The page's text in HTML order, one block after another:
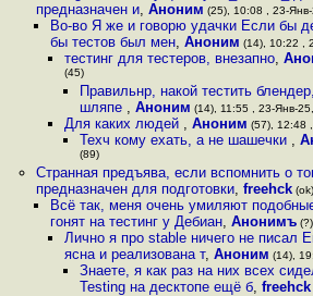
предназначен и, Аноним (25), 10:08 , 23-
Во-во Я же и говорю удачки Если бы
бы тестов был мен, Аноним (14), 10:22 ,
тестинг для тестеров, внезапно,
(45)
Правильнр, накой тестить
шляпе , Аноним (14), 11:55 , 23-Янв-
Для каких людей ,Аноним (57), 12:48
Техч кому ехать, а не шашечки ,
(89)
Странная предъява, если вспомнить о
предназначен для подготовки, freehck
Всё так, меня очень умиляют
гонят на тестинг у Дебиан, Анонимъ
Лично я про stable ничего не писал
ясна и реализована т,Аноним (14),
Знаете, я как раз на них всех
Testing на десктопе ещё б, freehck